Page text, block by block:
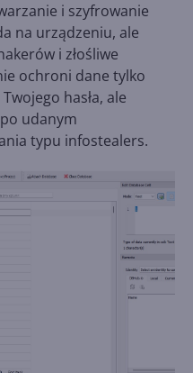
i szyfrowanie
na urządzeniu, ale
i złośliwe
ochroni dane tylko
hasła, ale
udanym
typu infostealers.